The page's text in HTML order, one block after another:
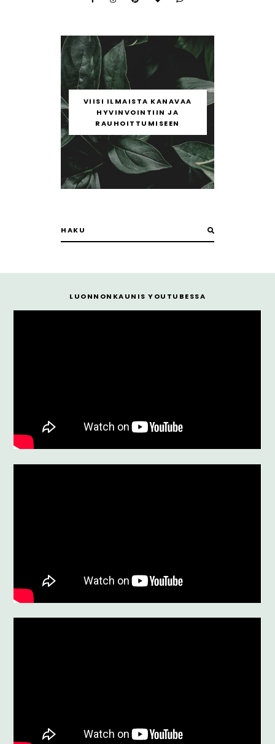
VIISI ILMAISTA KANAVAA
HYVINVOINTIIN JA
RAUHOITTUMISEEN
LUONNONKAUNIS YOUTUBESSA